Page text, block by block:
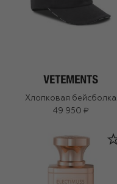
Хлопковая бейсболка
49 950 ₽